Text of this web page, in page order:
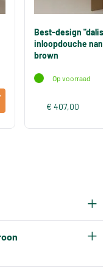
Best-design "dalis-
inloopdouche nano
brown
Op voorraad
€ 407,00
tegels